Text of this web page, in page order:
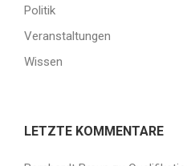
Politik
Veranstaltungen
Wissen
LETZTE KOMMENTARE